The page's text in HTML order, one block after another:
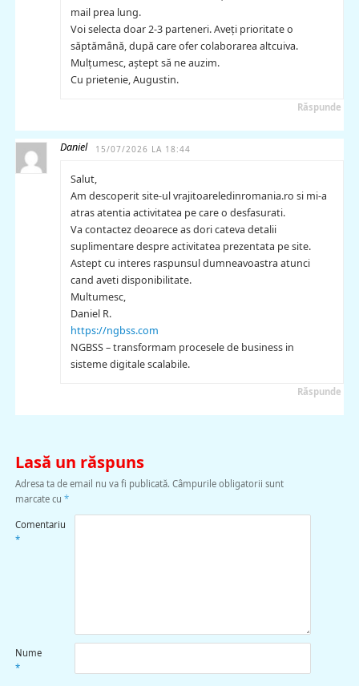
mail prea lung.
Voi selecta doar 2-3 parteneri. Aveți prioritate o
săptămână, după care ofer colaborarea altcuiva.
Mulțumesc, aștept să ne auzim.
Cu prietenie, Augustin.
Răspunde
Daniel 15/07/2026 LA 18:44
Salut,
Am descoperit site-ul vrajitoareledinromania.ro si mi-a
atras atentia activitatea pe care o desfasurati.
Va contactez deoarece as dori cateva detalii
suplimentare despre activitatea prezentata pe site.
Astept cu interes raspunsul dumneavoastra atunci
cand aveti disponibilitate.
Multumesc,
Daniel R.
https://ngbss.com
NGBSS – transformam procesele de business in
sisteme digitale scalabile.
Răspunde
Lasă un răspuns
Adresa ta de email nu va fi publicată. Câmpurile obligatorii sunt
marcate cu *
Comentariu
*
Nume
*